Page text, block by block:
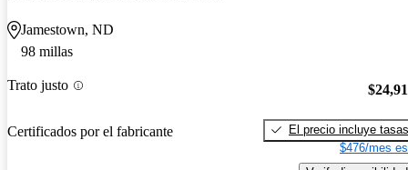
Jamestown, ND
98 millas
Trato justo
Certificados por el fabricante
El precio incluye tasas
$476/mes